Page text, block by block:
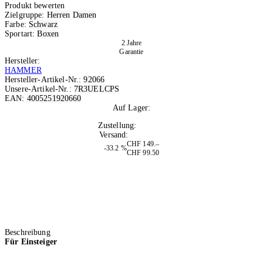
Produkt bewerten
Zielgruppe: Herren Damen
Farbe: Schwarz
Sportart:Boxen
2 Jahre
Garantie
Hersteller:
HAMMER
Hersteller-Artikel-Nr.:92066
Unsere-Artikel-Nr.: 7R3UELCPS
EAN: 4005251920660
Auf Lager:
Zustellung:
Versand:
-33.2 %
CHF 149.–
CHF 99.50
Beschreibung
Für Einsteiger